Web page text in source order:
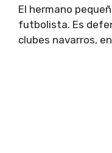
El hermano
futbolista. Es
clubes navarros,